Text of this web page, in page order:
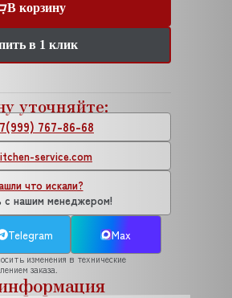
В корзину
в 1 клик
уточняйте:
767-86-68
service.com
что искали?
с нашим менеджером!
Telegram Max
изменения в технические
заказа.